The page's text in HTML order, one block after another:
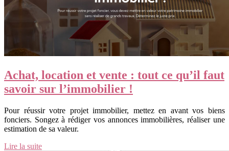
Achat, location et vente : tout ce qu’il faut
savoir sur l’immobilier !
Pour réussir votre projet immobilier, mettez en avant vos biens
fonciers. Songez à rédiger vos annonces immobilières, réaliser une
estimation de sa valeur.
Lire la suite